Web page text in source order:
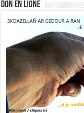
DON EN LIGNE